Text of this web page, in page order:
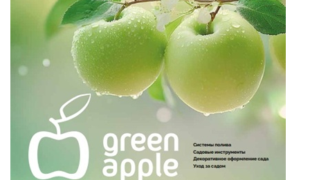
ИСТОЧНИКИ СВЕТА
КАБЕЛЕНЕСУЩИЕ СИСТЕМЫ
КАБЕЛЬ
КЛЕЙКИЕ ЛЕНТЫ
ЛЕНТЫ СВЕТОДИОДНЫЕ (LED